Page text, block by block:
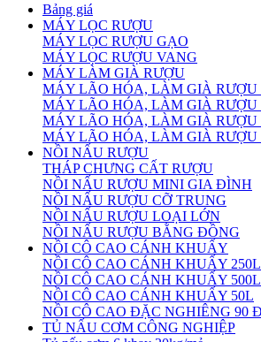
Bảng giá
MÁY LỌC RƯỢU
MÁY LỌC RƯỢU GẠO
MÁY LỌC RƯỢU VANG
MÁY LÀM GIÀ RƯỢU
MÁY LÃO HÓA, LÀM GIÀ RƯỢU
MÁY LÃO HÓA, LÀM GIÀ RƯỢU
MÁY LÃO HÓA, LÀM GIÀ RƯỢU
MÁY LÃO HÓA, LÀM GIÀ RƯỢU
NỒI NẤU RƯỢU
THÁP CHƯNG CẤT RƯỢU
NỒI NẤU RƯỢU MINI GIA ĐÌNH
NỒI NẤU RƯỢU CỠ TRUNG
NỒI NẤU RƯỢU LOẠI LỚN
NỒI NẤU RƯỢU BẰNG ĐỒNG
NỒI CÔ CAO CÁNH KHUẤY
NỒI CÔ CAO CÁNH KHUẤY 250L
NỒI CÔ CAO CÁNH KHUẤY 500L
NỒI CÔ CAO CÁNH KHUẤY 50L
NỒI CÔ CAO ĐẶC NGHIÊNG 90
TỦ NẤU CƠM CÔNG NGHIỆP